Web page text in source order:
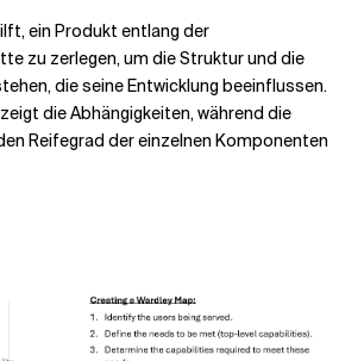
ein Produkt entlang der
zu zerlegen, um die Struktur und die
die seine Entwicklung beeinflussen.
die Abhängigkeiten, während die
Reifegrad der einzelnen Komponenten